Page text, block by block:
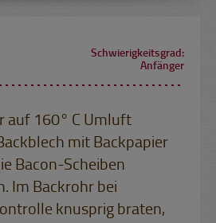
Schwierigkeitsgrad:
Anfänger
auf 160° C Umluft
mit Backpapier
Bacon-Scheiben
Im Backrohr bei
knusprig braten,